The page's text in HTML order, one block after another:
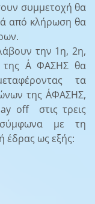
συμμετοχή θα
από κλήρωση θα
την 1η, 2η,
Α΄ ΦΑΣΗΣ θα
τα
της Α΄ΦΑΣΗΣ,
off στις τρεις
με τη
έδρας ως εξής: